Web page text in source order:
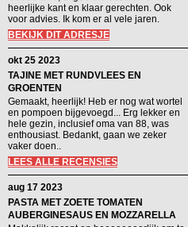
heerlijke kant en klaar gerechten. Ook
voor advies. Ik kom er al vele jaren.
BEKIJK DIT ADRESJE
okt 25 2023
TAJINE MET RUNDVLEES EN
GROENTEN
Gemaakt, heerlijk! Heb er nog wat wortel
en pompoen bijgevoegd... Erg lekker en
hele gezin, inclusief oma van 88, was
enthousiast. Bedankt, gaan we zeker
vaker doen..
LEES ALLE RECENSIES
aug 17 2023
PASTA MET ZOETE TOMATEN
AUBERGINESAUS EN MOZZARELLA